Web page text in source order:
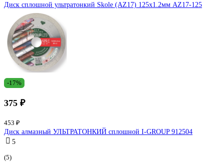
Диск сплошной ультратонкий Skole (AZ17) 125х1.2мм AZ17-125
-17%
375 ₽
453 ₽
Диск алмазный УЛЬТРАТОНКИЙ сплошной I-GROUP 912504
5
(5)